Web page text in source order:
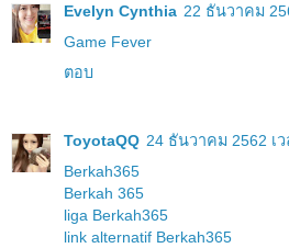
Evelyn Cynthia 22 ธันวาคม
Game Fever
ตอบ
ToyotaQQ 24 ธันวาคม 2562 เว
Berkah365
Berkah 365
liga Berkah365
link alternatif Berkah365